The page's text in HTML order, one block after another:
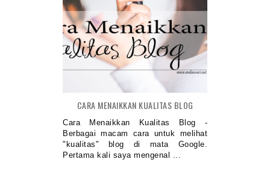
CARA MENAIKKAN KUALITAS BLOG
Cara Menaikkan Kualitas Blog -
Berbagai macam cara untuk melihat
"kualitas" blog di mata Google.
Pertama kali saya mengenal ...